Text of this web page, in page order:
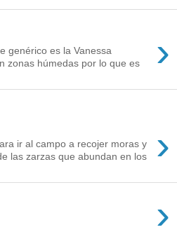
›
genérico es la Vanessa
zonas húmedas por lo que es
›
ir al campo a recojer moras y
las zarzas que abundan en los
›